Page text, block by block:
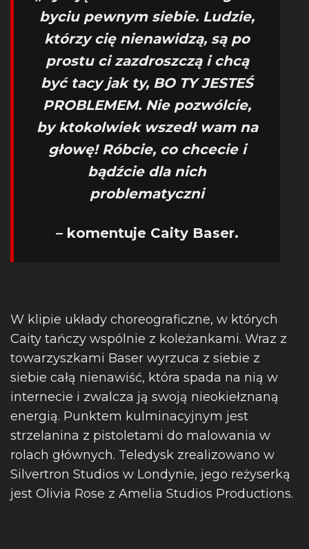
byciu pewnym siebie. Ludzie,
którzy cię nienawidzą, są po
prostu ci zazdroszczą i chcą
być tacy jak ty, BO TY JESTEŚ
PROBLEMEM. Nie pozwólcie,
by ktokolwiek wszedł wam na
głowę! Róbcie, co chcecie i
bądźcie dla nich
problematyczni
– komentuje Caity Baser.
W klipie układy choreograficzne, w których
Caity tańczy wspólnie z koleżankami. Wraz z
towarzyszkami Baser wyrzuca z siebie z
siebie całą nienawiść, która spada na nią w
internecie i zwalcza ją swoją nieokiełznaną
energią. Punktem kulminacyjnym jest
strzelanina z pistoletami do malowania w
rolach głównych. Teledysk zrealizowano w
Silvertron Studios w Londynie, jego reżyserką
jest Olivia Rose z Amelia Studios Productions.